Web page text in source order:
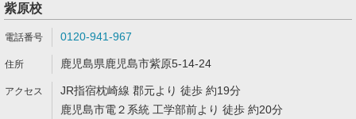
紫原校
0120-941-967
鹿児島県鹿児島市紫原5-14-24
JR指宿枕崎線 郡元より 徒歩 約19分
鹿児島市電２系統 工学部前より 徒歩 約20分